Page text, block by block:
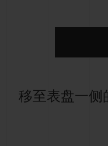
移至表盘一侧